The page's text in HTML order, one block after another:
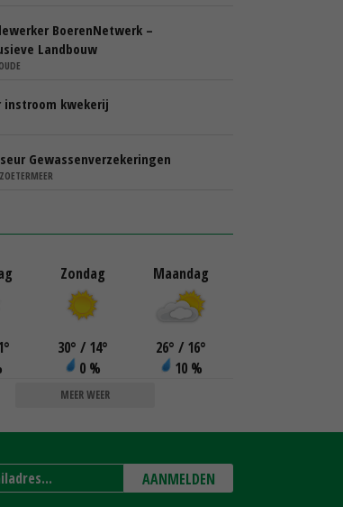
BoerenNetwerk –
Landbouw
instroom kwekerij
Gewassenverzekeringen
°
Zondag
30° / 14°
0 %
Maandag
26° / 16°
10 %
MEER WEER
AANMELDEN